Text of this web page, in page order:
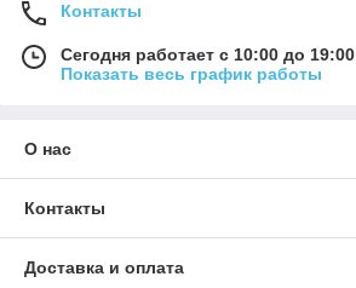
Контакты
Сегодня работает с 10:00 до 19:00
Показать весь график работы
О нас
Контакты
Доставка и оплата